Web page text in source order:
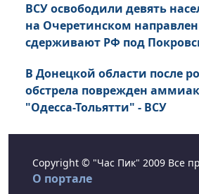
ВСУ освободили девять
на Очеретинском
сдерживают РФ под
В Донецкой области после
обстрела поврежден
"Одесса-Тольятти" - ВСУ
Copyright © "Час Пик" 2009 Все
О портале